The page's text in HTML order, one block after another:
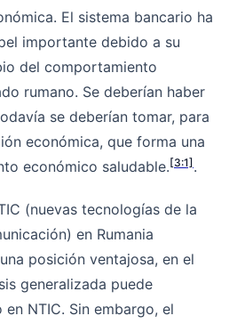
El sistema bancario ha
importante debido a su
del comportamiento
rumano. Se deberían haber
se deberían tomar, para
económica, que forma una
económico saludable.[3:1] .
(nuevas tecnologías de la
en Rumania
posición ventajosa, en el
generalizada puede
NTIC. Sin embargo, el